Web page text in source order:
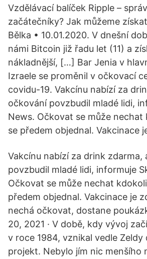
Vzdělávací balíček Ripple –
začátečníky? Jak můžeme
Bělka • 10.01.2020. V dnešní
námi Bitcoin již řadu let (11) a
nákladnější, […] Bar Jenia v
Izraele se proměnil v očkovací
covidu-19. Vakcínu nabízí za
očkování povzbudil mladé lidi,
News. Očkovat se může nechat
se předem objednal. Vakcinace
Vakcínu nabízí za drink zdarma,
povzbudil mladé lidi, informuje
Očkovat se může nechat
předem objednal. Vakcinace je
nechá očkovat, dostane
20, 2021 · V době, kdy vývoj
v roce 1984, vznikal vedle Zeldy
projekt. Nebylo jím nic menšího